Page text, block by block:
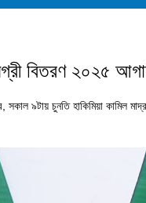
বিতরণ ২০২৫
৯টায় চুনতি হাকিমিয়া কামিল